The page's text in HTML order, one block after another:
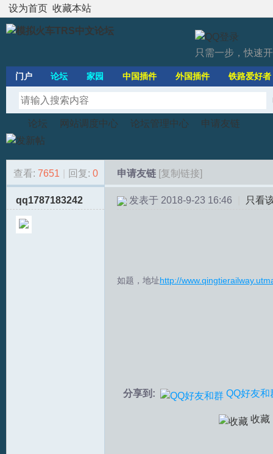
设为首页 收藏本站
只需一步，快速
门户 论坛 家园 中国插件 外国插件 铁路爱好者
模»
论坛
›
网站调度中心
›
论坛管理中心
›
申请友链
查看: 7651 回复: 0 申请友链 [复制链接]
qq1787183242 发表于 2018-9-23 16:46 只看
如题，地址http://
分享到: QQ好友和
收藏